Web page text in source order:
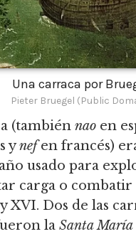
Una carraca por
Pieter Bruegel (Public
(también nao en
ynefen francés)
usado para
carga o combatir
XVI. Dos de las
la Santa María